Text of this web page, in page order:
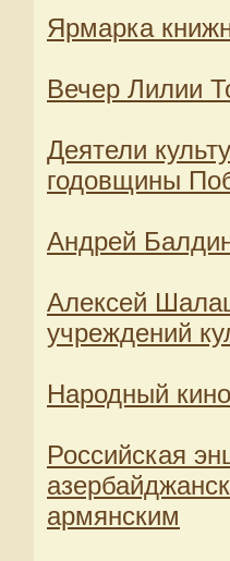
Ярмарка
Вечер Лилии
Деятели
годовщины
Андрей
Алексей
учреждений
Народный
Российская
армянским